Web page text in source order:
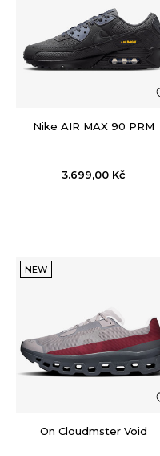
Nike AIR MAX 90 PRM
3.699,00 Kč
NEW
On Cloudmster Void